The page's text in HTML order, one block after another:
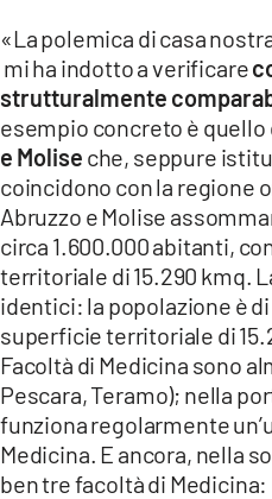
«La polemica di casa
mi ha indotto a verificare
strutturalmente
esempio concreto è quello
e Molise che, seppure
coincidono con la regione
Abruzzo e Molise
circa 1.600.000 abitanti,
territoriale di 15.290 kmq.
identici: la popolazione è
superficie territoriale di
Facoltà di Medicina sono
Pescara, Teramo); nella
funziona regolarmente
Medicina. E ancora, nella
ben tre facoltà di Medicina: